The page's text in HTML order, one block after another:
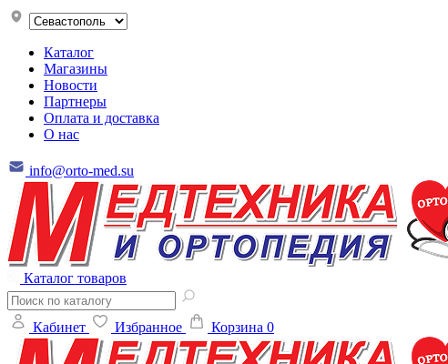
Каталог
Магазины
Новости
Партнеры
Оплата и доставка
О нас
info@orto-med.su
Каталог товаров
Кабинет Избранное Корзина 0